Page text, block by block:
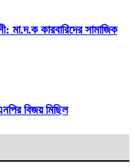
মা.দ.ক কারবারিদের সামাজিক
বিজয় মিছিল